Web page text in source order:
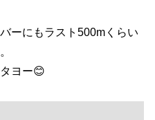
ーにもラスト500mくらい
ヨー😊